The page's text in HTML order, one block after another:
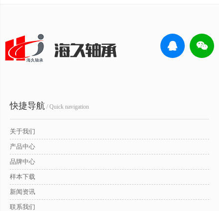
快捷导航 / Quick navigation
关于我们
产品中心
品牌中心
样本下载
新闻资讯
联系我们